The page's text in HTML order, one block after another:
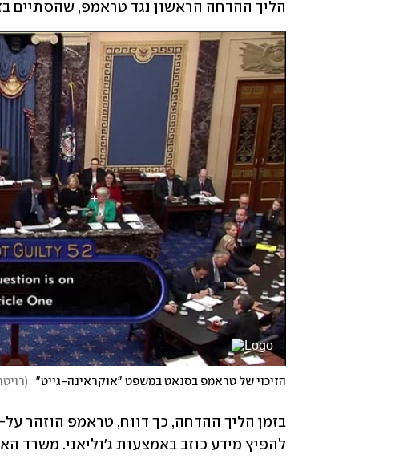
הליך ההדחה הראשון נגד טראמפ, שהסתיים
הזיכוי של טראמפ בסנאט במשפט "אוקראינה-גייט" (